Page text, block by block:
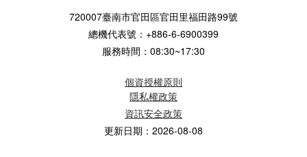
720007臺南市官田區官田里福田路99號
總機代表號：+886-6-6900399
服務時間：08:30~17:30
個資授權原則
隱私權政策
資訊安全政策
更新日期：2026-08-08